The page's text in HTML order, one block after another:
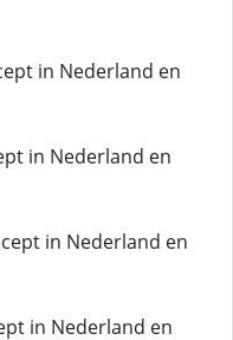
in Nederland en
in Nederland en
in Nederland en
in Nederland en